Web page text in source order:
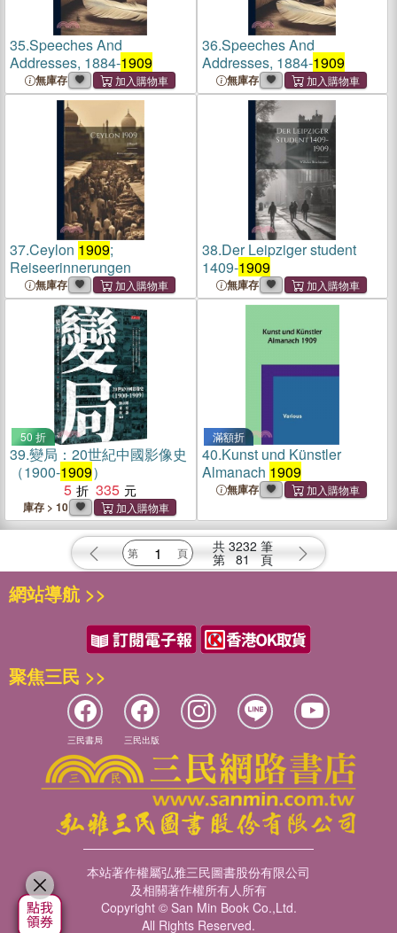
35.Speeches And
Addresses, 1884-1909
無庫存
36.Speeches And
Addresses, 1884-1909
無庫存
37.Ceylon 1909;
Reiseerinnerungen
無庫存
38.Der Leipziger student
1409-1909
無庫存
50 折
39.變局：20世紀中國影像史
（1900-1909）
5
335
庫存 > 10
滿額折
40.Kunst und Künstler
Almanach 1909
無庫存
共 3232 筆
第 81 頁
網站導航 >>
聚焦三民 >>
三民書局 三民出版
本站著作權屬弘雅三民圖書股份有限公司
及相關著作權所有人所有
Copyright © San Min Book Co.,Ltd.
All Rights Reserved.